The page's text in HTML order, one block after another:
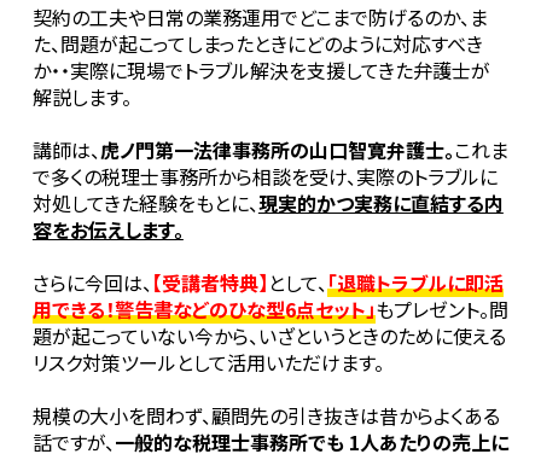
契約の工夫や日常の業務運用でどこまで防げるのか、ま
た、問題が起こってしまったときにどのように対応すべき
か・・実際に現場でトラブル解決を支援してきた弁護士が
解説します。
講師は、虎ノ門第一法律事務所の山口智寛弁護士。これま
で多くの税理士事務所から相談を受け、実際のトラブルに
対処してきた経験をもとに、現実的かつ実務に直結する内
容をお伝えします。
さらに今回は、【受講者特典】 として、「退職トラブルに即活
用できる！警告書などのひな型6点セット」もプレゼント。問
題が起こっていない今から、いざというときのために使える
リスク対策ツールとして活用いただけます。
規模の大小を問わず、顧問先の引き抜きは昔からよくある
話ですが、一般的な税理士事務所でも 1人あたりの売上に